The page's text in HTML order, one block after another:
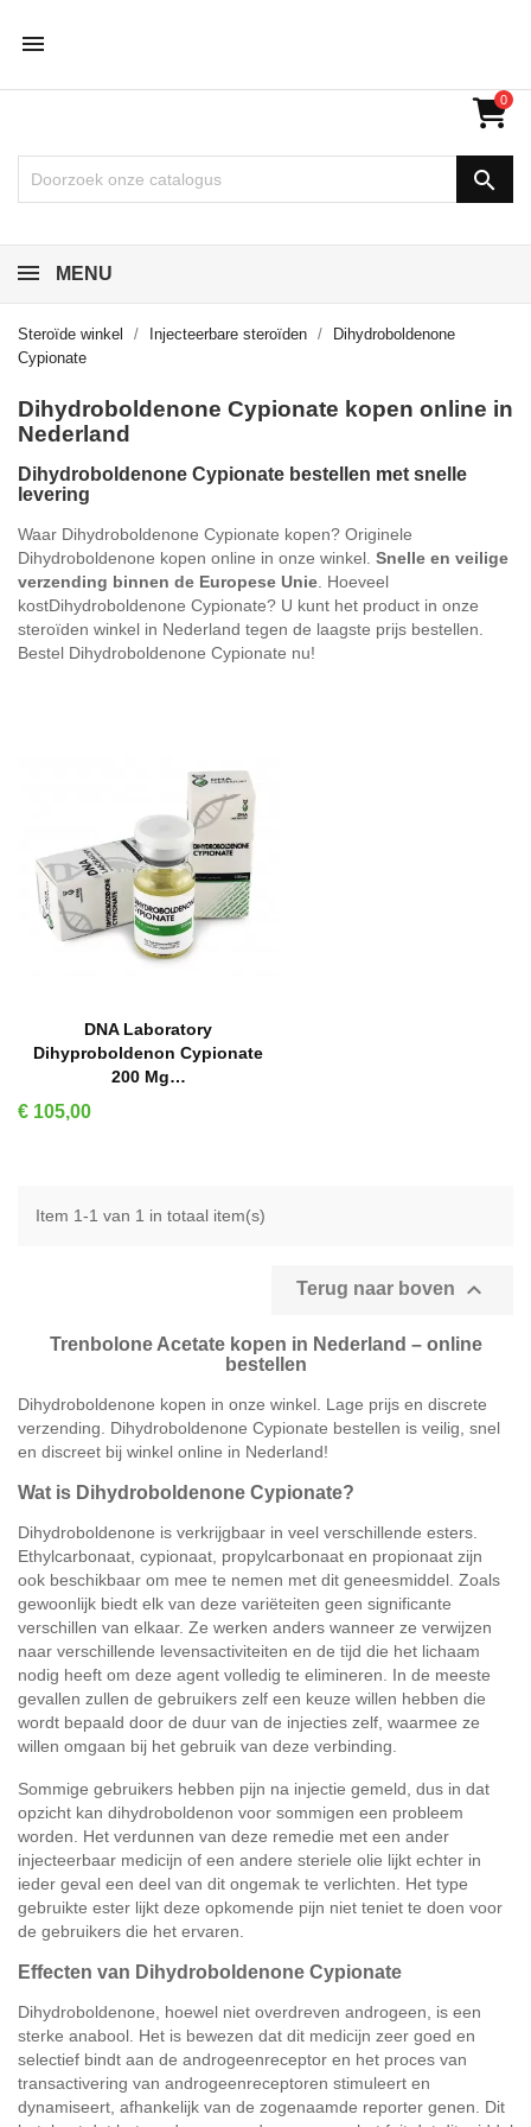

0

MENU
Steroïde winkel Injecteerbare steroïden
Dihydroboldenone
Cypionate
Dihydroboldenone Cypionate kopen online in
Nederland
Dihydroboldenone Cypionate bestellen met snelle
levering
Waar Dihydroboldenone Cypionate kopen? Originele
Dihydroboldenone kopen online in onze winkel. Snelle en veilige
verzending binnen de Europese Unie . Hoeveel
kostDihydroboldenone Cypionate? U kunt het product in onze
steroïden winkel in Nederland tegen de laagste prijs bestellen.
Bestel Dihydroboldenone Cypionate nu!
IN WINKELMAND
DNA Laboratory
Dihyproboldenon Cypionate
200 Mg…
Prijs
€ 105,00
Item 1-1 van 1 in totaal item(s)
Terug naar boven 
Trenbolone Acetate kopen in Nederland – online
bestellen
Dihydroboldenone kopen in onze winkel. Lage prijs en discrete
verzending. Dihydroboldenone Cypionate bestellen is veilig, snel
en discreet bij winkel online in Nederland!
Wat is Dihydroboldenone Cypionate?
Dihydroboldenone is verkrijgbaar in veel verschillende esters.
Ethylcarbonaat, cypionaat, propylcarbonaat en propionaat zijn
ook beschikbaar om mee te nemen met dit geneesmiddel. Zoals
gewoonlijk biedt elk van deze variëteiten geen significante
verschillen van elkaar. Ze werken anders wanneer ze verwijzen
naar verschillende levensactiviteiten en de tijd die het lichaam
nodig heeft om deze agent volledig te elimineren. In de meeste
gevallen zullen de gebruikers zelf een keuze willen hebben die
wordt bepaald door de duur van de injecties zelf, waarmee ze
willen omgaan bij het gebruik van deze verbinding.
Sommige gebruikers hebben pijn na injectie gemeld, dus in dat
opzicht kan dihydroboldenon voor sommigen een probleem
worden. Het verdunnen van deze remedie met een ander
injecteerbaar medicijn of een andere steriele olie lijkt echter in
ieder geval een deel van dit ongemak te verlichten. Het type
gebruikte ester lijkt deze opkomende pijn niet teniet te doen voor
de gebruikers die het ervaren.
Effecten van Dihydroboldenone Cypionate
Dihydroboldenone, hoewel niet overdreven androgeen, is een
sterke anabool. Het is bewezen dat dit medicijn zeer goed en
selectief bindt aan de androgeenreceptor en het proces van
transactivering van androgeenreceptoren stimuleert en
dynamiseert, afhankelijk van de zogenaamde reporter genen. Dit